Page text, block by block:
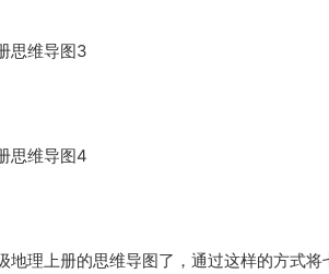
思维导图3
思维导图4
地理上册的思维导图了，通过这样的方式